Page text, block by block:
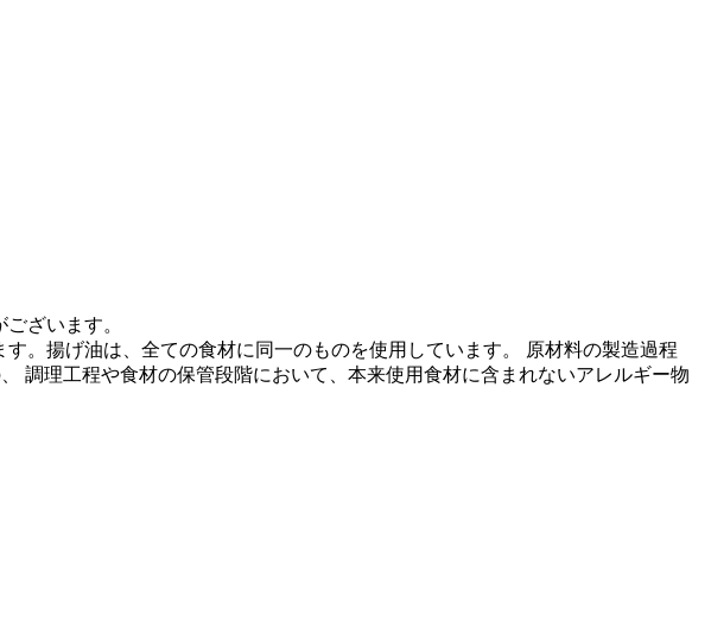
ざいます。
。揚げ油は、全ての食材に同一のものを使用しています。 原材料の製造過程
調理工程や食材の保管段階において、本来使用食材に含まれないアレルギー物